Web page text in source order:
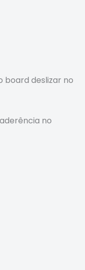
board deslizar no
no